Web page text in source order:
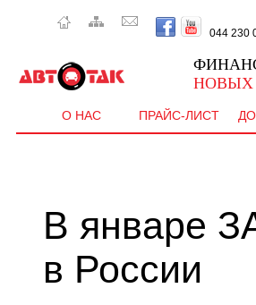
044 230
НОВЫХ
О НАС ПРАЙС-ЛИСТ
В январе
в России